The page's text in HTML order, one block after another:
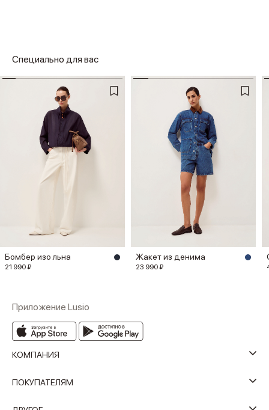
Специально для вас
Бомбер изо льна
21 990 ₽
Жакет из денима
23 990 ₽
Приложение Lusio
КОМПАНИЯ
ПОКУПАТЕЛЯМ